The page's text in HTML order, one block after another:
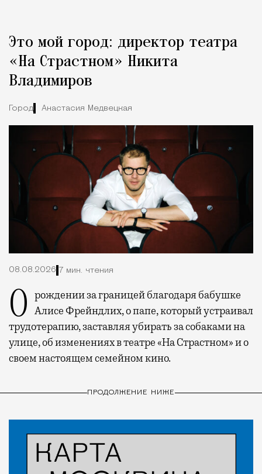
Город
Это мой город: директор театра
«На Страстном» Никита
Владимиров
Город Анастасия Медвецкая
08.08.2026 7 мин. чтения
О рождении за границей благодаря бабушке Алисе Фрейндлих, о папе, который устраивал
трудотерапию, заставляя убирать за собаками на
улице, об изменениях в театре «На Страстном» и о
своем настоящем семейном кино.
ПРОДОЛЖЕНИЕ НИЖЕ